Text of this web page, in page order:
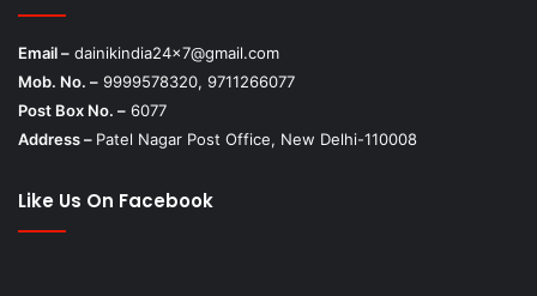
Email – dainikindia24x7@gmail.com
Mob. No. – 9999578320, 9711266077
Post Box No. – 6077
Address – Patel Nagar Post Office, New Delhi-110008
Like Us On Facebook